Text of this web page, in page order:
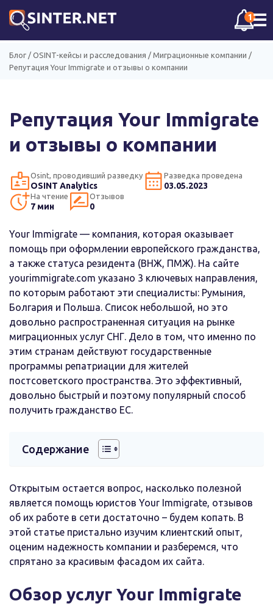
1☰
Блог / OSINT-кейсы и расследования / Миграционные компании /
Репутация Your Immigrate и отзывы о компании
Репутация Your Immigrate
и отзывы о компании
Osint, проводивший разведку
OSINT Analytics
Разведка проведена
03.05.2023
На чтение
7 мин
Отзывов
0
Your Immigrate — компания, которая оказывает
помощь при оформлении европейского гражданства,
а также статуса резидента (ВНЖ, ПМЖ). На сайте
yourimmigrate.com указано 3 ключевых направления,
по которым работают эти специалисты: Румыния,
Болгария и Польша. Список небольшой, но это
довольно распространенная ситуация на рынке
миграционных услуг СНГ. Дело в том, что именно по
этим странам действуют государственные
программы репатриации для жителей
постсоветского пространства. Это эффективный,
довольно быстрый и поэтому популярный способ
получить гражданство ЕС.
Содержание
Открытым остается вопрос, насколько полезной
является помощь юристов Your Immigrate, отзывов
об их работе в сети достаточно – будем копать. В
этой статье пристально изучим клиентский опыт,
оценим надежность компании и разберемся, что
спрятано за красивым фасадом их сайта.
Обзор услуг Your Immigrate